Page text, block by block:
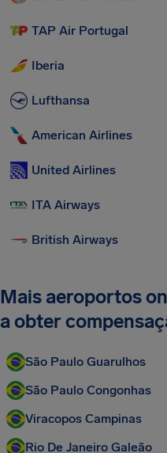
TAP Air Portugal
Iberia
Lufthansa
American Airlines
United Airlines
ITA Airways
British Airways
Mais aeroportos
a obter
São Paulo Guarulhos
São Paulo Congonhas
Viracopos Campinas
Rio De Janeiro Galeão